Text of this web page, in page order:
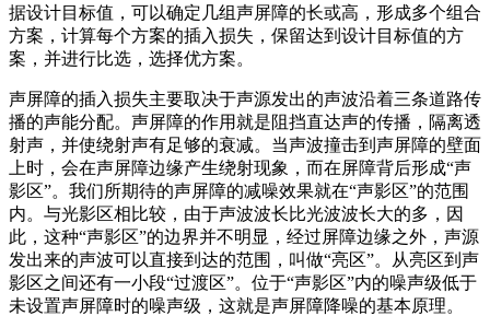
据设计目标值，可以确定几组声屏障的长或高，形成多个组合
方案，计算每个方案的插入损失，保留达到设计目标值的方
案，并进行比选，选择优方案。
声屏障的插入损失主要取决于声源发出的声波沿着三条道路传
播的声能分配。声屏障的作用就是阻挡直达声的传播，隔离透
射声，并使绕射声有足够的衰减。当声波撞击到声屏障的壁面
上时，会在声屏障边缘产生绕射现象，而在屏障背后形成“声
影区”。我们所期待的声屏障的减噪效果就在“声影区”的范围
内。与光影区相比较，由于声波波长比光波波长大的多，因
此，这种“声影区”的边界并不明显，经过屏障边缘之外，声源
发出来的声波可以直接到达的范围，叫做“亮区”。从亮区到声
影区之间还有一小段“过渡区”。位于“声影区”内的噪声级低于
未设置声屏障时的噪声级，这就是声屏障降噪的基本原理。